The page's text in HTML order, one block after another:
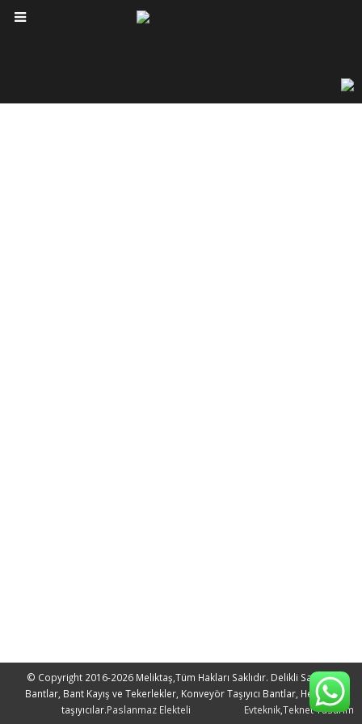
© Copyright 2016-2026 Meliktaş,Tüm Hakları Saklıdır. Delikli Sac, Tel
Bantlar, Bant Kayış ve Tekerlekler, Konveyör Taşıyıcı Bantlar, Helezon
taşıyıcılar.Paslanmaz Elekteli EvteknikTeknet Tasarım